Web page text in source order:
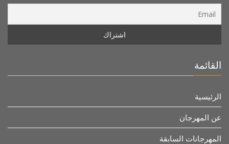
القائمة
الرئيسية
عن المهرجان
المهرجانات السابقة